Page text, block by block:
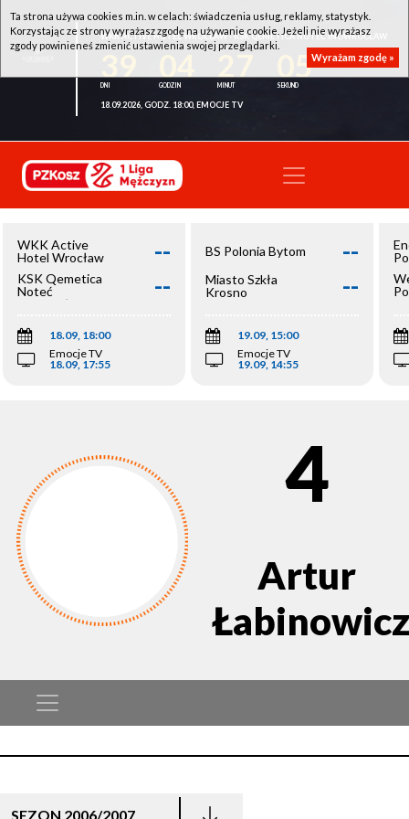
WKK ACTIVE HOTEL WROCŁAW - KSK QEMETICA NOTEĆ INOWROCŁAW
05
18.09.2026, GODZ. 18:00, EMOCJE TV
WKK Active
Hotel Wrocław
--
KSK Qemetica
Noteć
Inowrocław
--
18.09, 18:00
Emocje TV
18.09, 17:55
BS Polonia Bytom --
Miasto Szkła
Krosno
--
19.09, 15:00
Emocje TV
19.09, 14:55
4
Artur
Łabinowicz
SEZON 2006/2007
Ta strona używa cookies m.in. w celach: świadczenia usług, reklamy, statystyk.
Korzystając ze strony wyrażasz zgodę na używanie cookie. Jeżeli nie wyrażasz
zgody powinieneś zmienić ustawienia swojej przeglądarki.
Wyrażam zgodę »